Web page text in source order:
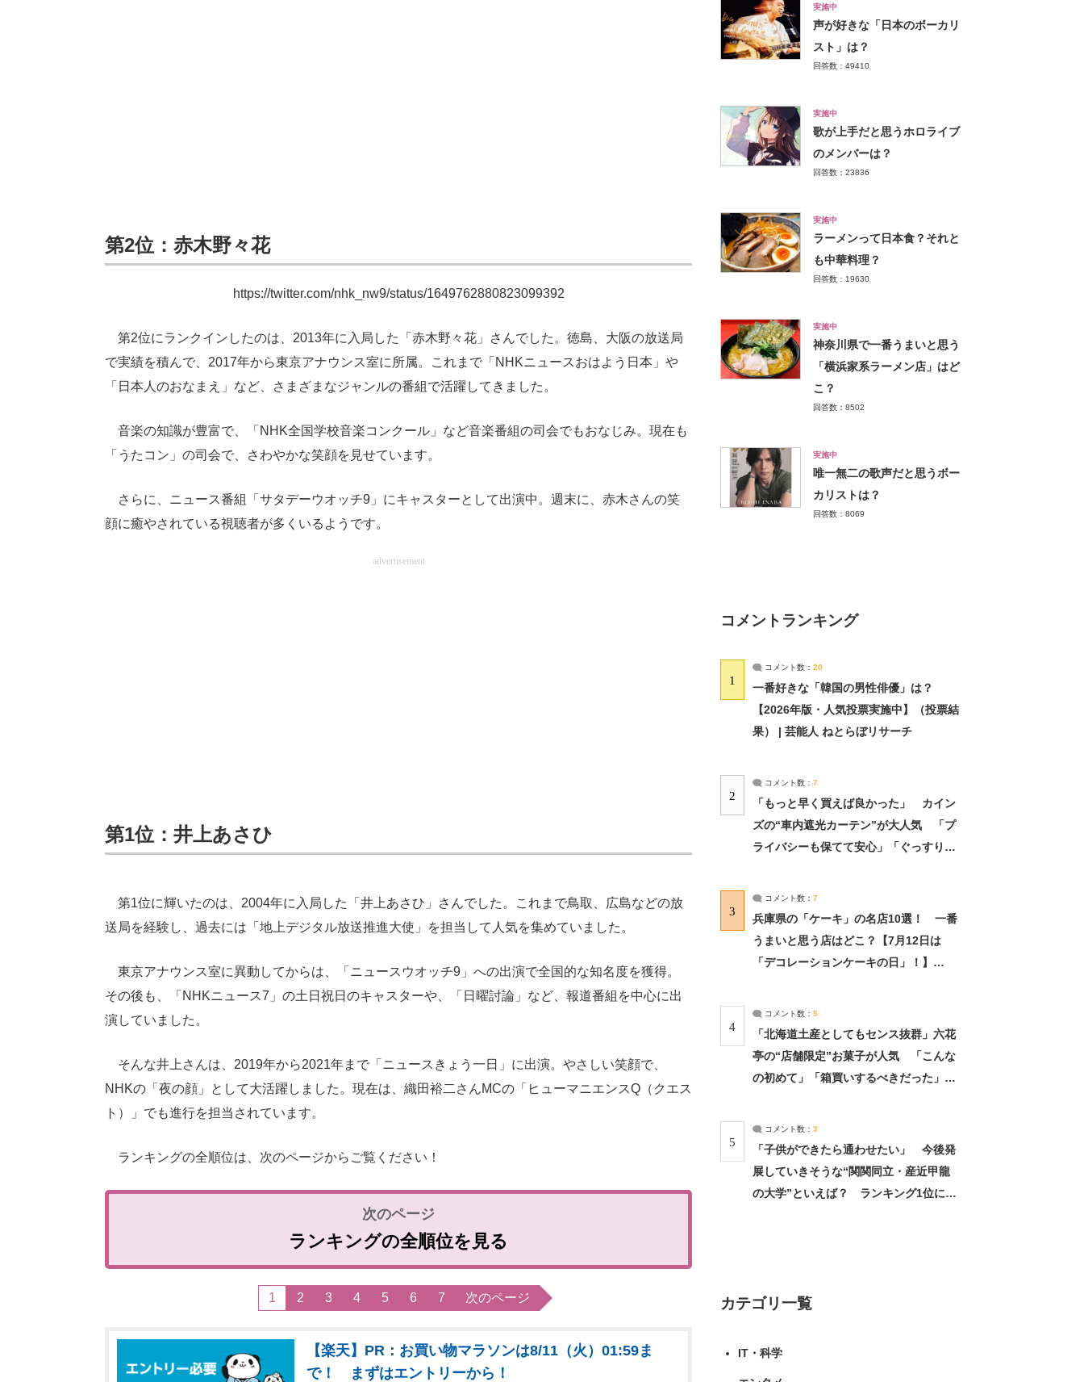
第2位：赤木野々花
https://twitter.com/nhk_nw9/status/1649762880823099392
第2位にランクインしたのは、2013年に入局した「赤木野々花」さんでした。徳島、大阪の放送局
で実績を積んで、2017年から東京アナウンス室に所属。これまで「NHKニュースおはよう日本」や
「日本人のおなまえ」など、さまざまなジャンルの番組で活躍してきました。
音楽の知識が豊富で、「NHK全国学校音楽コンクール」など音楽番組の司会でもおなじみ。現在も
「うたコン」の司会で、さわやかな笑顔を見せています。
さらに、ニュース番組「サタデーウオッチ9」にキャスターとして出演中。週末に、赤木さんの笑
顔に癒やされている視聴者が多くいるようです。
advertisement
第1位：井上あさひ
第1位に輝いたのは、2004年に入局した「井上あさひ」さんでした。これまで鳥取、広島などの放
送局を経験し、過去には「地上デジタル放送推進大使」を担当して人気を集めていました。
東京アナウンス室に異動してからは、「ニュースウオッチ9」への出演で全国的な知名度を獲得。
その後も、「NHKニュース7」の土日祝日のキャスターや、「日曜討論」など、報道番組を中心に出
演していました。
そんな井上さんは、2019年から2021年まで「ニュースきょう一日」に出演。やさしい笑顔で、
NHKの「夜の顔」として大活躍しました。現在は、織田裕二さんMCの「ヒューマニエンスQ（クエス
ト）」でも進行を担当されています。
ランキングの全順位は、次のページからご覧ください！
ランキングの全順位を見る
1 2 3 4 5 6 7 次のページ
【楽天】PR：お買い物マラソンは8/11（火）01:59ま
で！ まずはエントリーから！
実施中
声が好きな「日本のボーカリ
スト」は？
回答数：49410
実施中
歌が上手だと思うホロライブ
のメンバーは？
回答数：23836
実施中
ラーメンって日本食？それと
も中華料理？
回答数：19630
実施中
神奈川県で一番うまいと思う
「横浜家系ラーメン店」はど
こ？
回答数：8502
実施中
唯一無二の歌声だと思うボー
カリストは？
回答数：8069
コメントランキング
1
コメント数： 20
一番好きな「韓国の男性俳優」は？
【2026年版・人気投票実施中】（投票結
果） | 芸能人 ねとらぼリサーチ
2
コメント数： 7
「もっと早く買えば良かった」 カイン
ズの“車内遮光カーテン”が大人気 「プ
ライバシーも保てて安心」「ぐっすり眠
3
コメント数： 7
兵庫県の「ケーキ」の名店10選！ 一番
うまいと思う店はどこ？【7月12日は
「デコレーションケーキの日」！】
4
コメント数： 5
「北海道土産としてもセンス抜群」六花
亭の“店舗限定”お菓子が人気 「こんな
の初めて」「箱買いするべきだった」
5
コメント数： 3
「子供ができたら通わせたい」 今後発
展していきそうな“関関同立・産近甲龍
の大学”といえば？ ランキング1位に学
カテゴリ一覧
IT・科学